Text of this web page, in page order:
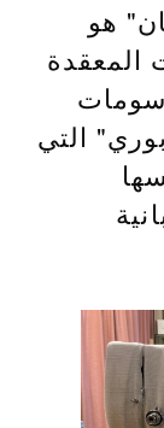
هو
المعقدة
التي